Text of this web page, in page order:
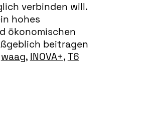
verbinden will.
hohes
ökonomischen
beitragen
waag, INOVA+, T6